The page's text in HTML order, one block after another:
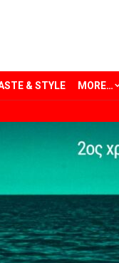
& STYLE MORE…